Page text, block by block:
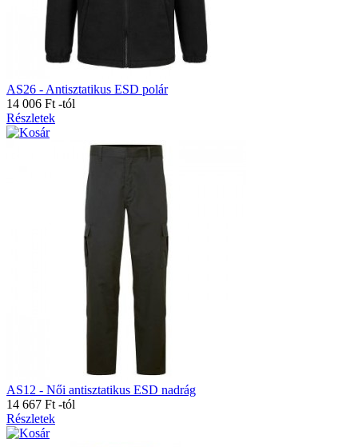
AS26 - Antisztatikus ESD polár
14 006 Ft -tól
Részletek
AS12 - Női antisztatikus ESD nadrág
14 667 Ft -tól
Részletek